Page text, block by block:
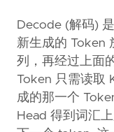
Decode (解码)
新生成的 Token
列，再经过上面
Token 只需读取
成的那一个
Head 得到词汇